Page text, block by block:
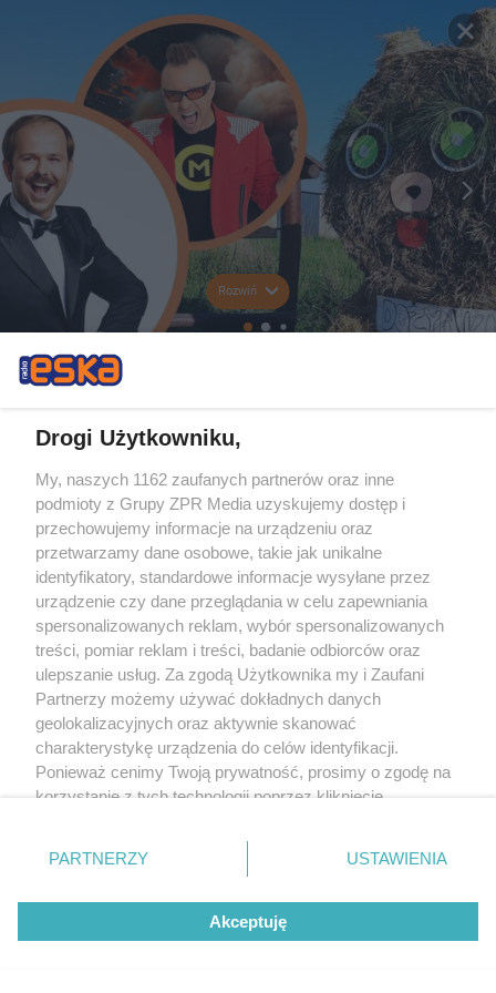
Rozwiń
Drogi Użytkowniku,
My, naszych 1162 zaufanych partnerów oraz inne
podmioty z Grupy ZPR Media uzyskujemy dostęp i
przechowujemy informacje na urządzeniu oraz
przetwarzamy dane osobowe, takie jak unikalne
identyfikatory, standardowe informacje wysyłane przez
urządzenie czy dane przeglądania w celu zapewniania
spersonalizowanych reklam, wybór spersonalizowanych
treści, pomiar reklam i treści, badanie odbiorców oraz
ulepszanie usług. Za zgodą Użytkownika my i Zaufani
Partnerzy możemy używać dokładnych danych
geolokalizacyjnych oraz aktywnie skanować
charakterystykę urządzenia do celów identyfikacji.
Ponieważ cenimy Twoją prywatność, prosimy o zgodę na
korzystanie z tych technologii poprzez kliknięcie
zmienić/wycofać klikając przycisk ustawień prywatności
znajdujący się w lewym dolnym rogu strony
rodzaje przetwarzania danych nie wymagają zgody
użytkownika, ale masz prawo sprzeciwić się takiemu
przetwarzaniu. Preferencje będą miały zastosowanie tylko
PARTNERZY USTAWIENIA
Akceptuję